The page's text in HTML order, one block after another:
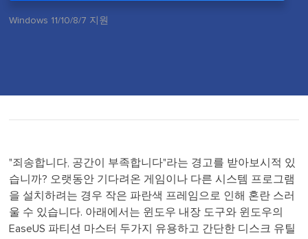
Windows 11/10/8/7 지원
"죄송합니다, 공간이 부족합니다"라는 경고를 받아보시적 있
습니까? 오랫동안 기다려온 게임이나 다른 시스템 프로그램
을 설치하려는 경우 작은 파란색 프레임으로 인해 혼란 스러
울 수 있습니다. 아래에서는 윈도우 내장 도구와 윈도우의
EaseUS 파티션 마스터 두가지 유용하고 간단한 디스크 유틸